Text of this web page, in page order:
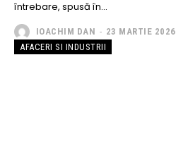
întrebare, spusă în...
IOACHIM DAN - 23 MARTIE 2026
AFACERI SI INDUSTRII